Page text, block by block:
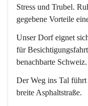
Stress und Trubel.
gegebene Vorteile
Unser Dorf eignet
für
benachbarte Schweiz.
Der Weg ins Tal
breite Asphaltstraße.